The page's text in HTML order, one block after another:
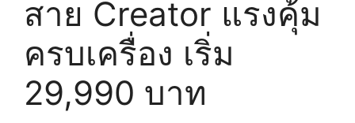
สาย Creator แรงคุ้ม
ครบเครื่อง เริ่ม
29,990 บาท